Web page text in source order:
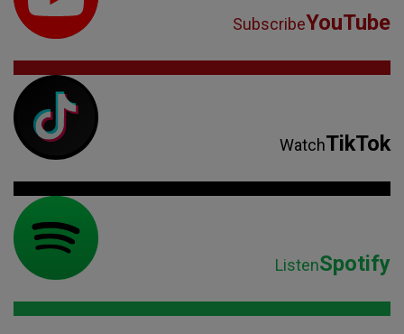
SubscribeYouTube
WatchTikTok
ListenSpotify